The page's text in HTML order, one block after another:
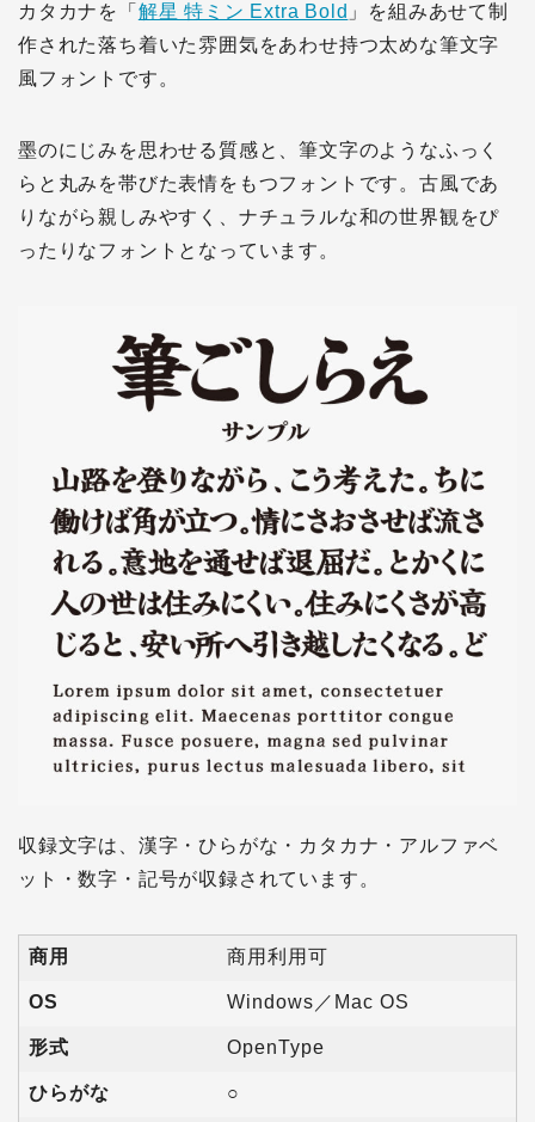
カタカナを「 解星 特ミン Extra Bold 」を組みあせて制
作された落ち着いた雰囲気をあわせ持つ太めな筆文字
風フォントです。
墨のにじみを思わせる質感と、筆文字のようなふっく
らと丸みを帯びた表情をもつフォントです。古風であ
りながら親しみやすく、ナチュラルな和の世界観をぴ
ったりなフォントとなっています。
収録文字は、漢字・ひらがな・カタカナ・アルファベ
ット・数字・記号が収録されています。
商用 商用利用可
OS Windows／Mac OS
形式 OpenType
ひらがな ○